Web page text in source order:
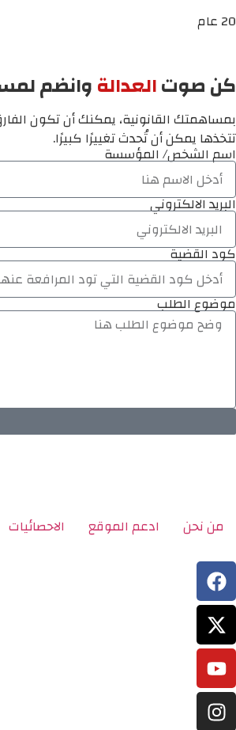
20 عام
كن صوتالعدالةوانضم
بمساهمتك القانونية، يمكنك أن تكون
تتخذها يمكن أن تُحدث تغييرًا كبيرًا.
اسم الشخص/ المؤسسة
البريد الالكتروني
كود القضية
موضوع الطلب
من نحن ادعم الموقع الاحصائيات